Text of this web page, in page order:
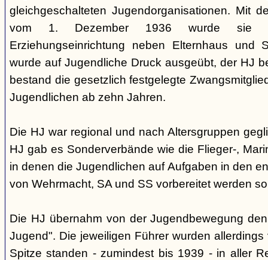
gleichgeschalteten Jugendorganisationen. Mit
vom 1. Dezember 1936 wurde sie
Erziehungseinrichtung neben Elternhaus und
wurde auf Jugendliche Druck ausgeübt, der HJ
bestand die gesetzlich festgelegte
Jugendlichen ab zehn Jahren.
Die HJ war regional und nach Altersgruppen
HJ gab es Sonderverbände wie die Flieger-,
in denen die Jugendlichen auf Aufgaben in den
von Wehrmacht, SA und SS vorbereitet werden
Die HJ übernahm von der Jugendbewegung
Jugend". Die jeweiligen Führer wurden
Spitze standen - zumindest bis 1939 - in aller